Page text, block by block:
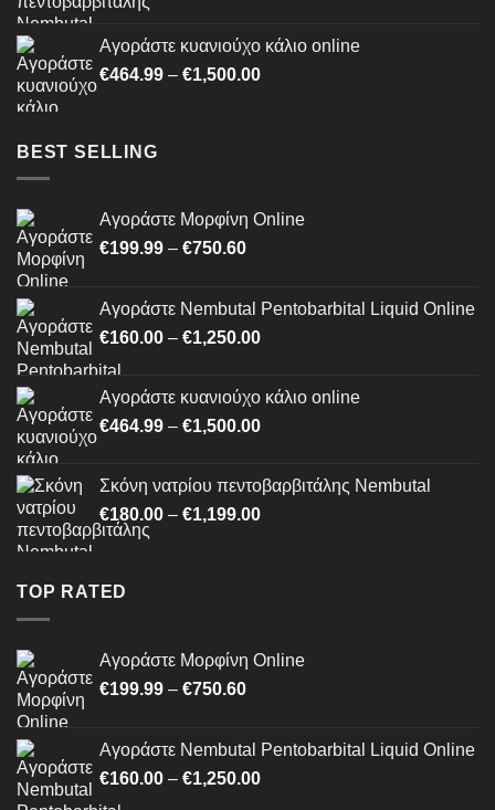
through
€1,199.00
Αγοράστε κυανιούχο κάλιο online
€464.99 – €1,500.00Price
BEST SELLING
Αγοράστε Μορφίνη Online
€199.99 – €750.60Price
through
€750.60
Αγοράστε Nembutal Pentobarbital Liquid Online
€160.00 – €1,250.00Price
through
€1,250.00
Αγοράστε κυανιούχο κάλιο online
€464.99 – €1,500.00Price
through
€1,500.00
Σκόνη νατρίου πεντοβαρβιτάλης Nembutal
€180.00 – €1,199.00Price
TOP RATED
Αγοράστε Μορφίνη Online
€199.99 – €750.60Price
through
€750.60
Αγοράστε Nembutal Pentobarbital Liquid Online
€160.00 – €1,250.00Price